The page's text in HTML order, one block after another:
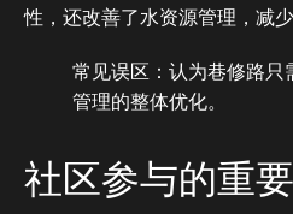
性，还改善了水资源管理，减
常见误区：认为巷修路只
管理的整体优化。
社区参与的重